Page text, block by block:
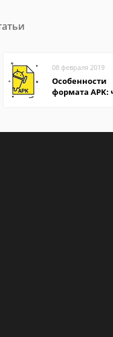
08 февраля 2019
Особенности
формата APK: